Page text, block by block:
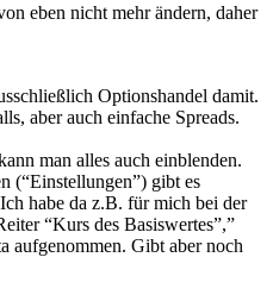
eben nicht mehr ändern, daher
Optionshandel damit.
aber auch einfache Spreads.
man alles auch einblenden.
(“Einstellungen”) gibt es
habe da z.B. für mich bei der
“Kurs des Basiswertes”,”
aufgenommen. Gibt aber noch